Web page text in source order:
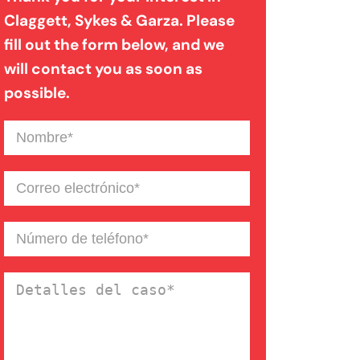
Mordedura de perro
Noticias de la Firma
Un blog de derecho de
Connecticut
Claggett, Sykes & Garza. Please
fill out the form below, and we
will contact you as soon as
possible.
Nombre(Required)
Correo
electrónico(Required)
Número
de
teléfono(Required)
Detalles